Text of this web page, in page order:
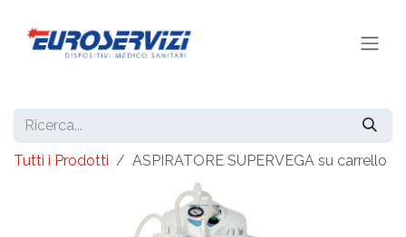
Tutti i Prodotti ASPIRATORE SUPERVEGA su carrello